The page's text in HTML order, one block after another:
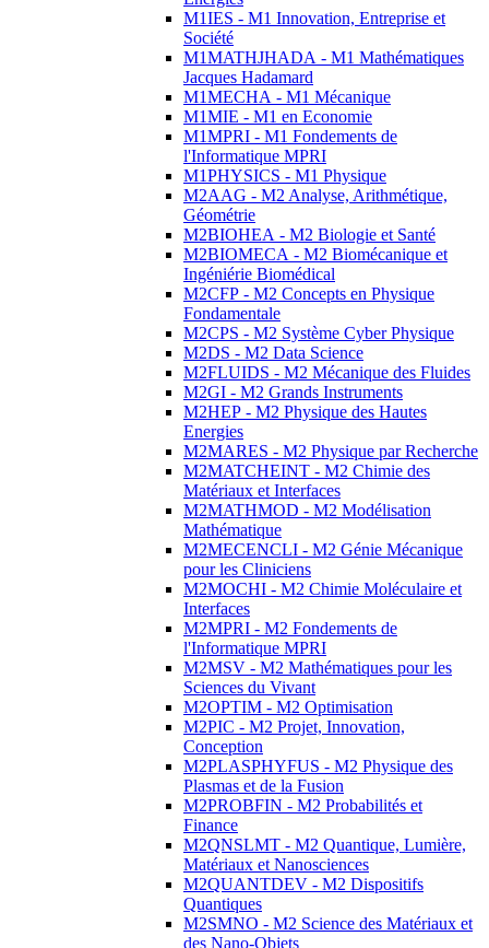
M1IES - M1 Innovation, Entreprise et
Société
M1MATHJHADA - M1 Mathématiques
Jacques Hadamard
M1MECHA - M1 Mécanique
M1MIE - M1 en Economie
M1MPRI - M1 Fondements de
l'Informatique MPRI
M1PHYSICS - M1 Physique
M2AAG - M2 Analyse, Arithmétique,
Géométrie
M2BIOHEA - M2 Biologie et Santé
M2BIOMECA - M2 Biomécanique et
Ingéniérie Biomédical
M2CFP - M2 Concepts en Physique
Fondamentale
M2CPS - M2 Système Cyber Physique
M2DS - M2 Data Science
M2FLUIDS - M2 Mécanique des Fluides
M2GI - M2 Grands Instruments
M2HEP - M2 Physique des Hautes
Energies
M2MARES - M2 Physique par Recherche
M2MATCHEINT - M2 Chimie des
Matériaux et Interfaces
M2MATHMOD - M2 Modélisation
Mathématique
M2MECENCLI - M2 Génie Mécanique
pour les Cliniciens
M2MOCHI - M2 Chimie Moléculaire et
Interfaces
M2MPRI - M2 Fondements de
l'Informatique MPRI
M2MSV - M2 Mathématiques pour les
Sciences du Vivant
M2OPTIM - M2 Optimisation
M2PIC - M2 Projet, Innovation,
Conception
M2PLASPHYFUS - M2 Physique des
Plasmas et de la Fusion
M2PROBFIN - M2 Probabilités et
Finance
M2QNSLMT - M2 Quantique, Lumière,
Matériaux et Nanosciences
M2QUANTDEV - M2 Dispositifs
Quantiques
M2SMNO - M2 Science des Matériaux et
des Nano-Objets